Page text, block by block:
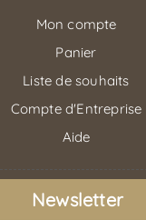
Mon compte
Panier
Liste de souhaits
Compte d'Entreprise
Aide
Newsletter